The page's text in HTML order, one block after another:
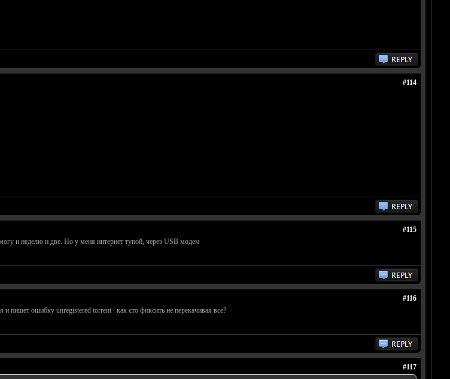
#114
#115
и неделю и две. Но у меня интернет тупой, через USB модем
#116
и пишет ошибку unregistered torrent . как єто фиксить не перекачивая все?
#117